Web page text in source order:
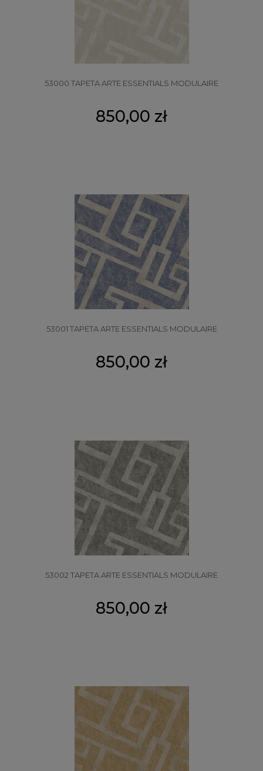
53000 TAPETA ARTE ESSENTIALS MODULAIRE
850,00 zł
53001 TAPETA ARTE ESSENTIALS MODULAIRE
850,00 zł
53002 TAPETA ARTE ESSENTIALS MODULAIRE
850,00 zł